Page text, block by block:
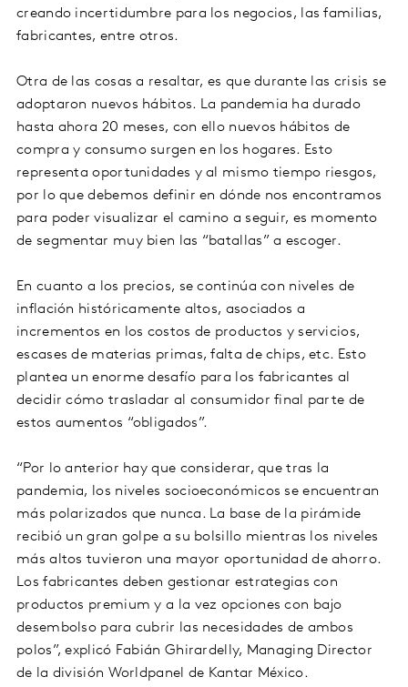
creando incertidumbre para los negocios, las familias,
fabricantes, entre otros.
Otra de las cosas a resaltar, es que durante las crisis se
adoptaron nuevos hábitos. La pandemia ha durado
hasta ahora 20 meses, con ello nuevos hábitos de
compra y consumo surgen en los hogares. Esto
representa oportunidades y al mismo tiempo riesgos,
por lo que debemos definir en dónde nos encontramos
para poder visualizar el camino a seguir, es momento
de segmentar muy bien las “batallas” a escoger.
En cuanto a los precios, se continúa con niveles de
inflación históricamente altos, asociados a
incrementos en los costos de productos y servicios,
escases de materias primas, falta de chips, etc. Esto
plantea un enorme desafío para los fabricantes al
decidir cómo trasladar al consumidor final parte de
estos aumentos “obligados”.
“Por lo anterior hay que considerar, que tras la
pandemia, los niveles socioeconómicos se encuentran
más polarizados que nunca. La base de la pirámide
recibió un gran golpe a su bolsillo mientras los niveles
más altos tuvieron una mayor oportunidad de ahorro.
Los fabricantes deben gestionar estrategias con
productos premium y a la vez opciones con bajo
desembolso para cubrir las necesidades de ambos
polos”, explicó Fabián Ghirardelly, Managing Director
de la división Worldpanel de Kantar México.